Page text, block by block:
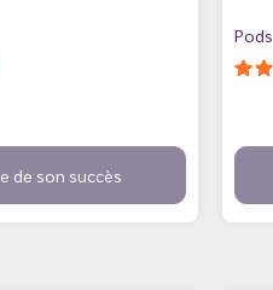
de son succès
Pods